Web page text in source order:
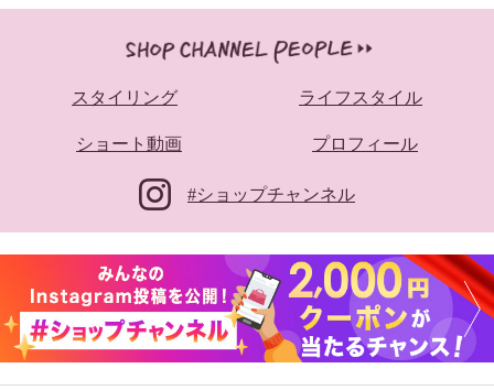
スタイリング ライフスタイル
ショート動画 プロフィール
#ショップチャンネル